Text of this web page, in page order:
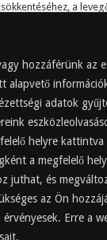
hozzáférünk az
alapvető
adatok
helyre
a megfelelő
juthat, és
az Ön
Erre a
a
és a
tehát egy fontos